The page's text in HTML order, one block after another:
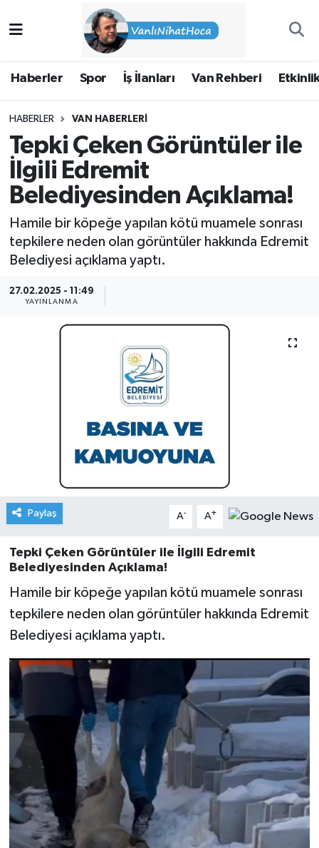
Haberler Spor İş İlanları Van Rehberi
HABERLER VAN HABERLERI
Tepki Çeken Görüntüler ile
İlgili Edremit
Belediyesinden Açıklama!
Hamile bir köpeğe yapılan kötü muamele sonrası
tepkilere neden olan görüntüler hakkında Edremit
Belediyesi açıklama yaptı.
27.02.2025 - 11:49
YAYINLANMA
Paylaş A- A+
Tepki Çeken Görüntüler ile İlgili Edremit
Belediyesinden Açıklama!
Hamile bir köpeğe yapılan kötü muamele sonrası
tepkilere neden olan görüntüler hakkında Edremit
Belediyesi açıklama yaptı.
Van Rehberi
Etkinlikler
Köşe Yazıları
İpekyolu Nöbetçi Eczaneler
Süper Lig Puan Durumu ve Fikstür
Tüm Manşetler
Son Dakika Haberleri